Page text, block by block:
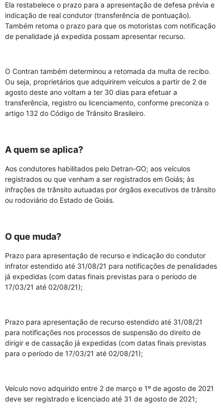
Ela restabelece o prazo para a apresentação de defesa prévia e
indicação de real condutor (transferência de pontuação).
Também retoma o prazo para que os motoristas com notificação
de penalidade já expedida possam apresentar recurso.
O Contran também determinou a retomada da multa de recibo.
Ou seja, proprietários que adquirirem veículos a partir de 2 de
agosto deste ano voltam a ter 30 dias para efetuar a
transferência, registro ou licenciamento, conforme preconiza o
artigo 132 do Código de Trânsito Brasileiro.
A quem se aplica?
Aos condutores habilitados pelo Detran-GO; aos veículos
registrados ou que venham a ser registrados em Goiás; às
infrações de trânsito autuadas por órgãos executivos de trânsito
ou rodoviário do Estado de Goiás.
O que muda?
Prazo para apresentação de recurso e indicação do condutor
infrator estendido até 31/08/21 para notificações de penalidades
já expedidas (com datas finais previstas para o período de
17/03/21 até 02/08/21);
Prazo para apresentação de recurso estendido até 31/08/21
para notificações nos processos de suspensão do direito de
dirigir e de cassação já expedidas (com datas finais previstas
para o período de 17/03/21 até 02/08/21);
Veículo novo adquirido entre 2 de março e 1º de agosto de 2021
deve ser registrado e licenciado até 31 de agosto de 2021;